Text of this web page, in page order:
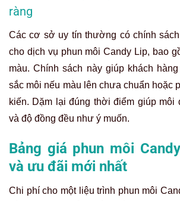
ràng
Các cơ sở uy tín thường có chính
cho dịch vụ phun môi Candy Lip, bao
màu. Chính sách này giúp khách
sắc môi nếu màu lên chưa chuẩn hoặc
kiến. Dặm lại đúng thời điểm giúp môi
và độ đồng đều như ý muốn.
Bảng giá phun môi
và ưu đãi mới nhất
Chi phí cho một liệu trình phun môi